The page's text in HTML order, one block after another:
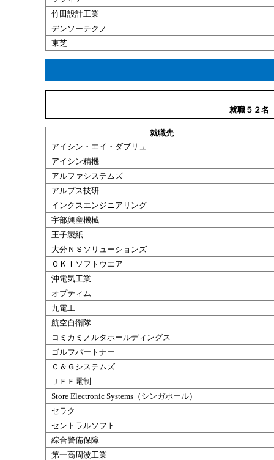
竹田 設計工業
デンソーテクノ
東芝
就職５２名
就職先
アイシン・エイ・ダブリュ
アイシン精機
アルファシステムズ
アルプス技研
インクスエンジニアリング
宇部興産機械
王子製紙
大分ＮＳソリューションズ
ＯＫＩソフトウエア
沖電気工業
オプティム
九電工
航空自衛隊
コミカミノルタホールディングス
ゴルフパートナー
Ｃ＆Ｇシステムズ
ＪＦＥ電制
Store Electronic Systems（シンガポール）
セラク
セントラルソフト
綜合警備保障
第一高周波工業